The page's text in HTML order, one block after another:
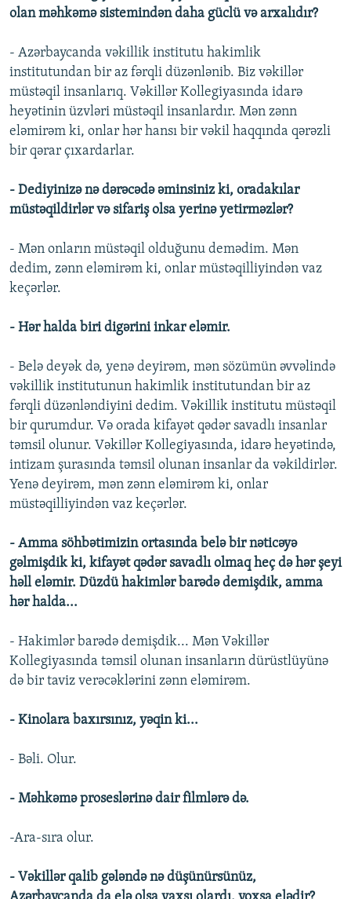
olan məhkəmə sistemindən daha güclü və arxalıdır?
- Azərbaycanda vəkillik institutu hakimlik
institutundan bir az fərqli düzənlənib. Biz vəkillər
müstəqil insanlarıq. Vəkillər Kollegiyasında idarə
heyətinin üzvləri müstəqil insanlardır. Mən zənn
eləmirəm ki, onlar hər hansı bir vəkil haqqında qərəzli
bir qərar çıxardarlar.
- Dediyinizə nə dərəcədə əminsiniz ki, oradakılar
müstəqildirlər və sifariş olsa yerinə yetirməzlər?
- Mən onların müstəqil olduğunu demədim. Mən
dedim, zənn eləmirəm ki, onlar müstəqilliyindən vaz
keçərlər.
- Hər halda biri digərini inkar eləmir.
- Belə deyək də, yenə deyirəm, mən sözümün əvvəlində
vəkillik institutunun hakimlik institutundan bir az
fərqli düzənləndiyini dedim. Vəkillik institutu müstəqil
bir qurumdur. Və orada kifayət qədər savadlı insanlar
təmsil olunur. Vəkillər Kollegiyasında, idarə heyətində,
intizam şurasında təmsil olunan insanlar da vəkildirlər.
Yenə deyirəm, mən zənn eləmirəm ki, onlar
müstəqilliyindən vaz keçərlər.
- Amma söhbətimizin ortasında belə bir nəticəyə
gəlmişdik ki, kifayət qədər savadlı olmaq heç də hər şeyi
həll eləmir. Düzdü hakimlər barədə demişdik, amma
hər halda...
- Hakimlər barədə demişdik... Mən Vəkillər
Kollegiyasında təmsil olunan insanların dürüstlüyünə
də bir taviz verəcəklərini zənn eləmirəm.
- Kinolara baxırsınız, yəqin ki...
- Bəli. Olur.
- Məhkəmə proseslərinə dair filmlərə də.
-Ara-sıra olur.
- Vəkillər qalib gələndə nə düşünürsünüz,